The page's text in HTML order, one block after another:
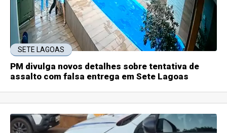
SETE LAGOAS
PM divulga novos detalhes sobre tentativa de
assalto com falsa entrega em Sete Lagoas